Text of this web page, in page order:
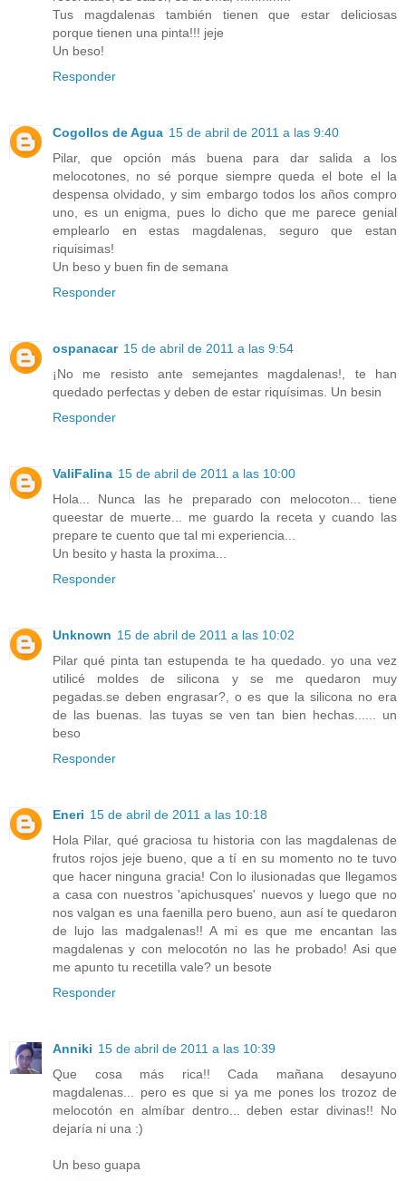
Tus magdalenas también tienen que estar deliciosas
porque tienen una pinta!!! jeje
Un beso!
Responder
Cogollos de Agua 15 de abril de 2011 a las 9:40
Pilar, que opción más buena para dar salida a los
melocotones, no sé porque siempre queda el bote el la
despensa olvidado, y sim embargo todos los años compro
uno, es un enigma, pues lo dicho que me parece genial
emplearlo en estas magdalenas, seguro que estan
riquisimas!
Un beso y buen fin de semana
Responder
ospanacar 15 de abril de 2011 a las 9:54
¡No me resisto ante semejantes magdalenas!, te han
quedado perfectas y deben de estar riquísimas. Un besin
Responder
ValiFalina 15 de abril de 2011 a las 10:00
Hola... Nunca las he preparado con melocoton... tiene
queestar de muerte... me guardo la receta y cuando las
prepare te cuento que tal mi experiencia...
Un besito y hasta la proxima...
Responder
Unknown 15 de abril de 2011 a las 10:02
Pilar qué pinta tan estupenda te ha quedado. yo una vez
utilicé moldes de silicona y se me quedaron muy
pegadas.se deben engrasar?, o es que la silicona no era
de las buenas. las tuyas se ven tan bien hechas...... un
beso
Responder
Eneri 15 de abril de 2011 a las 10:18
Hola Pilar, qué graciosa tu historia con las magdalenas de
frutos rojos jeje bueno, que a tí en su momento no te tuvo
que hacer ninguna gracia! Con lo ilusionadas que llegamos
a casa con nuestros 'apichusques' nuevos y luego que no
nos valgan es una faenilla pero bueno, aun así te quedaron
de lujo las madgalenas!! A mi es que me encantan las
magdalenas y con melocotón no las he probado! Asi que
me apunto tu recetilla vale? un besote
Responder
Anniki 15 de abril de 2011 a las 10:39
Que cosa más rica!! Cada mañana desayuno
magdalenas... pero es que si ya me pones los trozoz de
melocotón en almíbar dentro... deben estar divinas!! No
dejaría ni una :)
Un beso guapa